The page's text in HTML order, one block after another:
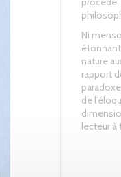
Ni
nature
rapport
de
lecteur à